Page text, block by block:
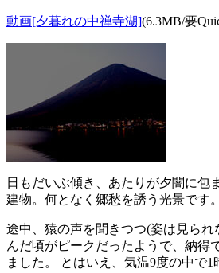
動画[夕暮れの中禅寺湖](6.3MB/要
日もだいぶ傾き、あたりが夕闇に包
建物。何となく郷愁を誘う光景です。
途中、猿の声を聞きつつ(姿は見ら
んだ頃がピークだったようで、納得
ました。 とはいえ、気温9度の中で